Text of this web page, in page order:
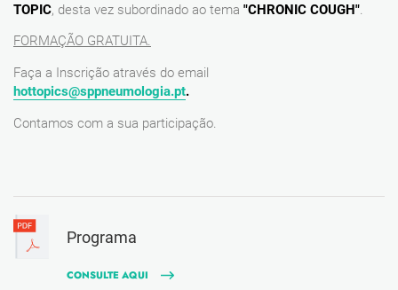
TOPIC, desta vez subordinado ao tema "CHRONIC COUGH".
FORMAÇÃO GRATUITA.
Faça a Inscrição através do email
hottopics@sppneumologia.pt.
Contamos com a sua participação.
Programa
CONSULTE AQUI